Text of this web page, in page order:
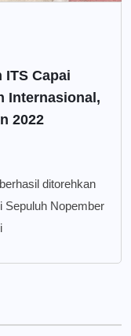
ITS Capai
Internasional,
2022
ditorehkan
Sepuluh Nopember